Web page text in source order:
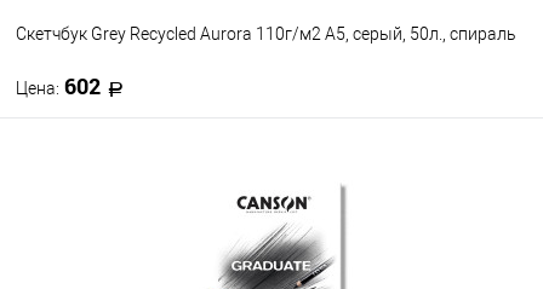
Скетчбук Grey Recycled Aurora 110г/м2 А5, серый, 50л., спираль
Цена: 602